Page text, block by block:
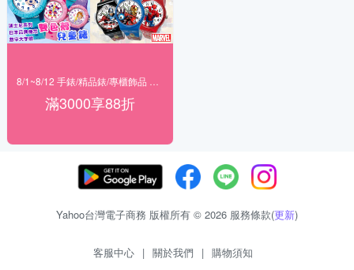
滿3000享88折
Yahoo台灣電子商務 版權所有 © 2026 服務條款(更新)
客服中心 | 關於我們 | 購物須知